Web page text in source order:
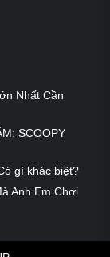
Nhất Cần
SCOOPY
gì khác biệt?
Anh Em Chơi